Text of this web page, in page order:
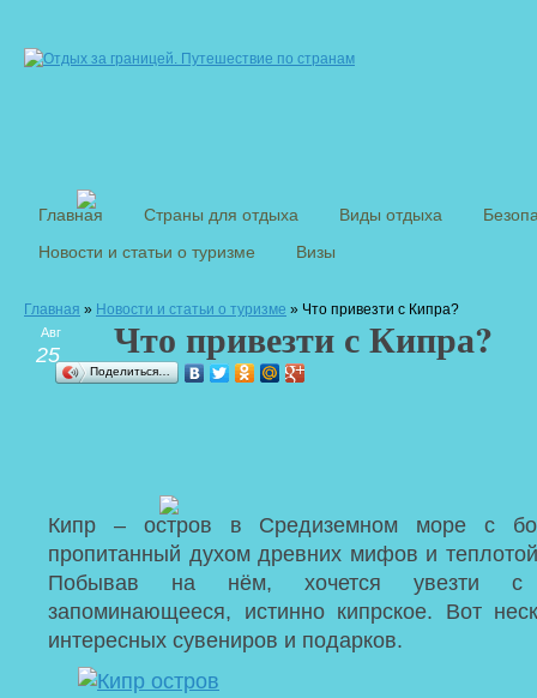
Главная Страны для отдыха Виды отдыха
Новости и статьи о туризме
Визы
Главная » Новости и статьи о туризме » Что привезти с Кипра?
Авг
25 Что привезти с Кипра?
Поделиться…
Кипр – остров в Средиземном море с
пропитанный духом древних мифов и
Побывав на нём, хочется увезти с
запоминающееся, истинно кипрское. Вот
интересных сувениров и подарков.